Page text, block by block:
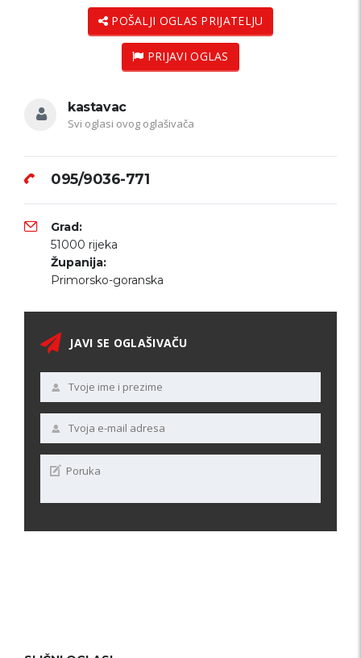
POŠALJI OGLAS PRIJATELJU
PRIJAVI OGLAS
kastavac
Svi oglasi ovog oglašivača
095/9036-771
Grad:
51000 rijeka
Županija:
Primorsko-goranska
JAVI SE OGLAŠIVAČU